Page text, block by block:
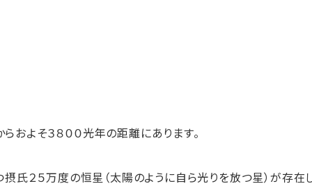
らおよそ３８００光年の距離にあります。
氏２５万度の恒星（太陽のように自ら光りを放つ星）が存在